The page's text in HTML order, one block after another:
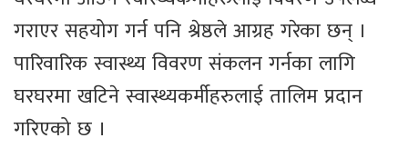
गराएर सहयोग गर्न पनि श्रेष्ठले आग्रह गरेका छन् ।
पारिवारिक स्वास्थ्य विवरण संकलन गर्नका लागि
घरघरमा खटिने स्वास्थ्यकर्मीहरुलाई तालिम प्रदान
गरिएको छ ।